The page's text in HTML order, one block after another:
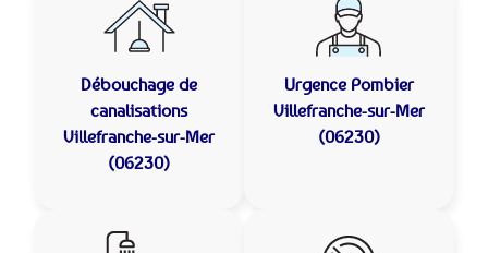
Débouchage de
canalisations
Villefranche-sur-Mer
(06230)
Urgence Pombier
Villefranche-sur-Mer
(06230)